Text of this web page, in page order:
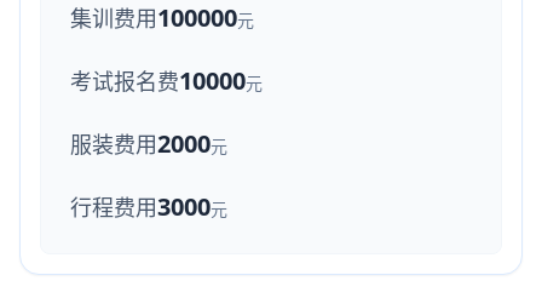
集训费用100000元
考试报名费10000元
服装费用2000元
行程费用3000元